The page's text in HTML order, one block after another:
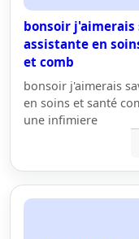
bonsoir j'aimerais
assistante en
et comb
bonsoir j'aimerais
en soins et santé
une infimiere